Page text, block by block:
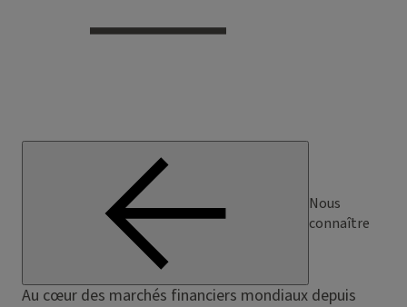
Nous
connaître
Au cœur des marchés financiers mondiaux depuis